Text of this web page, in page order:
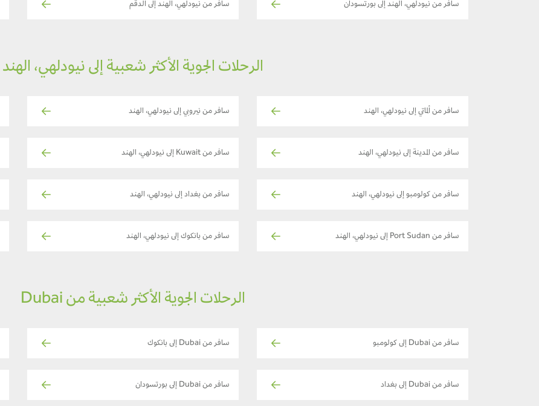
سافر من نيودلهي، الهند إلى بورتسودان سافر من نيودلهي، الهند إلى الدقم
الرحلات الجوية الأكثر شعبية إلى نيودلهي، الهند
سافر من ألماتي إلى نيودلهي، الهند سافر من نيروبي إلى نيودلهي، الهند
سافر من المدينة إلى نيودلهي، الهند سافر من Kuwait إلى نيودلهي، الهند
سافر من كولومبو إلى نيودلهي، الهند سافر من بغداد إلى نيودلهي، الهند
سافر من Port Sudan إلى نيودلهي، الهند سافر من بانكوك إلى نيودلهي، الهند
الرحلات الجوية الأكثر شعبية من Dubai
سافر من Dubai إلى كولومبو سافر من Dubai إلى بانكوك
سافر من Dubai إلى بغداد سافر من Dubai إلى بورتسودان